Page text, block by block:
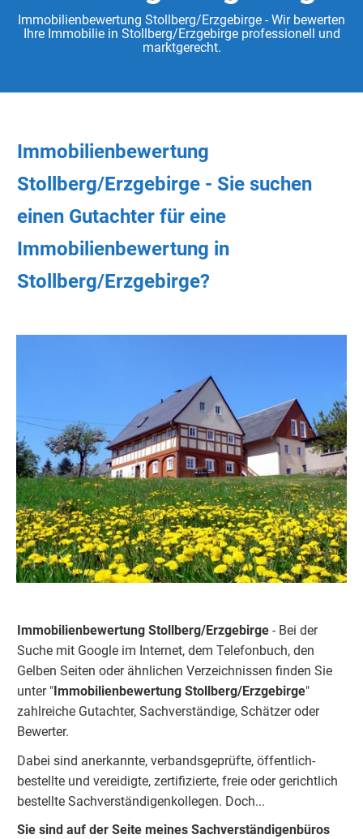
Immobilienbewertung Stollberg/Erzgebirge - Wir bewerten
Ihre Immobilie in Stollberg/Erzgebirge professionell und
marktgerecht.
Immobilienbewertung
Stollberg/Erzgebirge - Sie suchen
einen Gutachter für eine
Immobilienbewertung in
Stollberg/Erzgebirge?
Immobilienbewertung Stollberg/Erzgebirge - Bei der
Suche mit Google im Internet, dem Telefonbuch, den
Gelben Seiten oder ähnlichen Verzeichnissen finden Sie
unter " Immobilienbewertung Stollberg/Erzgebirge"
zahlreiche Gutachter, Sachverständige, Schätzer oder
Bewerter.
Dabei sind anerkannte, verbandsgeprüfte, öffentlich-
bestellte und vereidigte, zertifizierte, freie oder gerichtlich
bestellte Sachverständigenkollegen. Doch...
Sie sind auf der Seite meines Sachverständigenbüros